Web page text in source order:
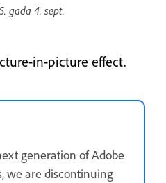
gada 4. sept.
in-picture effect.
generation of Adobe
we are discontinuing